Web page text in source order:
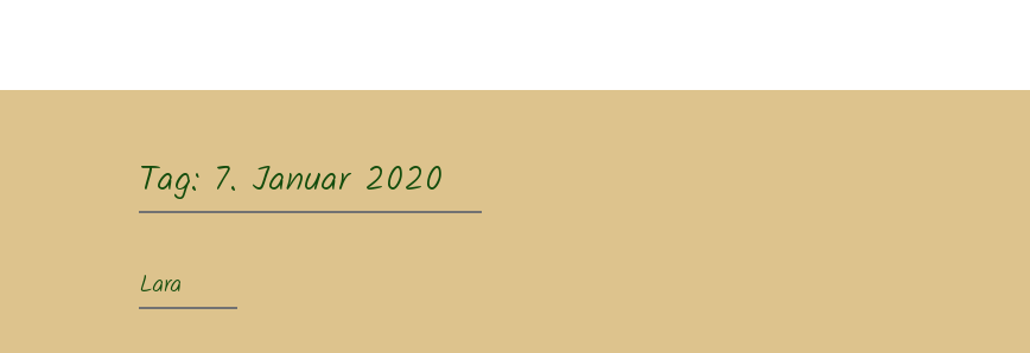
Tag: 7. Januar 2020
Lara